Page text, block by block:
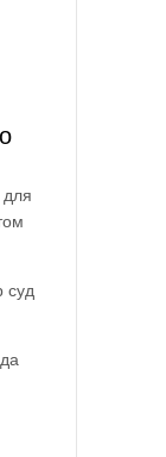
суд